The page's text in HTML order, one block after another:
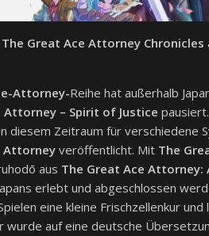
The Great Ace Attorney Chronicles
Attorney-Reihe hat außerhalb
Attorney – Spirit of Justice
Zeitraum für verschiedene
Attorney veröffentlicht. Mit The
aus The Great Ace Attorney:
erlebt und abgeschlossen
eine kleine Frischzellenkur
wurde auf eine deutsche